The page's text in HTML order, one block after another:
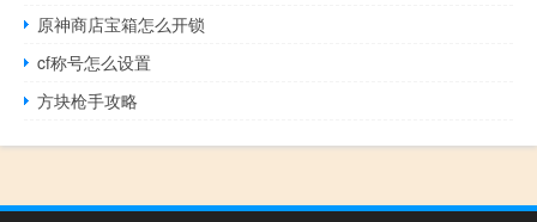
原神商店宝箱怎么开锁
cf称号怎么设置
方块枪手攻略